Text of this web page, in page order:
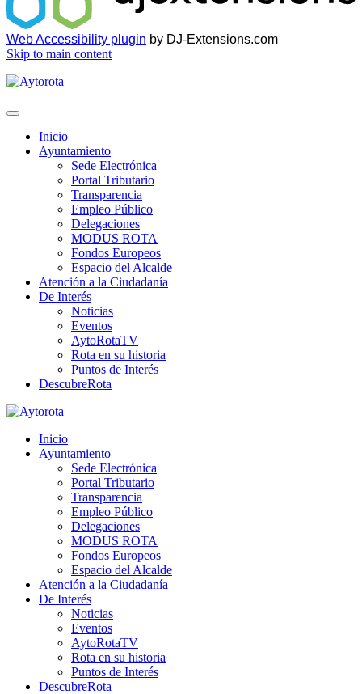
Web Accessibility plugin by DJ-Extensions.com
Skip to main content
Inicio
Ayuntamiento
Sede Electrónica
Portal Tributario
Transparencia
Empleo Público
Delegaciones
MODUS ROTA
Fondos Europeos
Espacio del Alcalde
Atención a la Ciudadanía
De Interés
Noticias
Eventos
AytoRotaTV
Rota en su historia
Puntos de Interés
DescubreRota
Inicio
Ayuntamiento
Sede Electrónica
Portal Tributario
Transparencia
Empleo Público
Delegaciones
MODUS ROTA
Fondos Europeos
Espacio del Alcalde
Atención a la Ciudadanía
De Interés
Noticias
Eventos
AytoRotaTV
Rota en su historia
Puntos de Interés
DescubreRota